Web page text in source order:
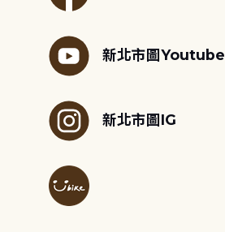
新北市圖Youtube
新北市圖IG